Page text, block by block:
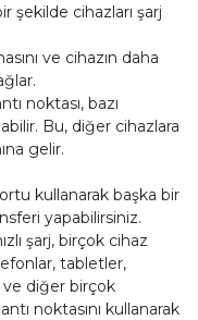
şekilde cihazları şarj
ve cihazın daha
noktası, bazı
Bu, diğer cihazlara
gelir.
kullanarak başka bir
yapabilirsiniz.
şarj, birçok cihaz
tabletler,
ve diğer birçok
noktasını kullanarak